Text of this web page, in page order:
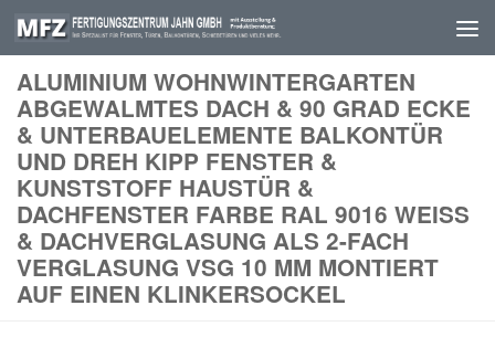
Skip to content
ALUMINIUM WOHNWINTERGARTEN
ABGEWALMTES DACH & 90 GRAD ECKE
& UNTERBAUELEMENTE BALKONTÜR
UND DREH KIPP FENSTER &
KUNSTSTOFF HAUSTÜR &
DACHFENSTER FARBE RAL 9016 WEISS &
DACHVERGLASUNG ALS 2-FACH V
ERGLASUNG VSG 10 MM MONTIERT A
UF EINEN KLINKERSOCKEL